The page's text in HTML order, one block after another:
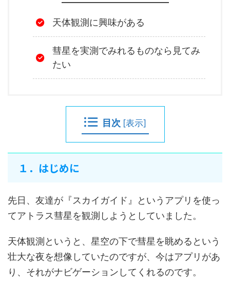
天体観測に興味がある
彗星を実測でみれるものなら見てみ
たい
目次 [表示]
１．はじめに
先日、友達が『スカイガイド』というアプリを使っ
てアトラス彗星を観測しようとしていました。
天体観測というと、星空の下で彗星を眺めるという
壮大な夜を想像していたのですが、今はアプリがあ
り、それがナビゲーションしてくれるのです。